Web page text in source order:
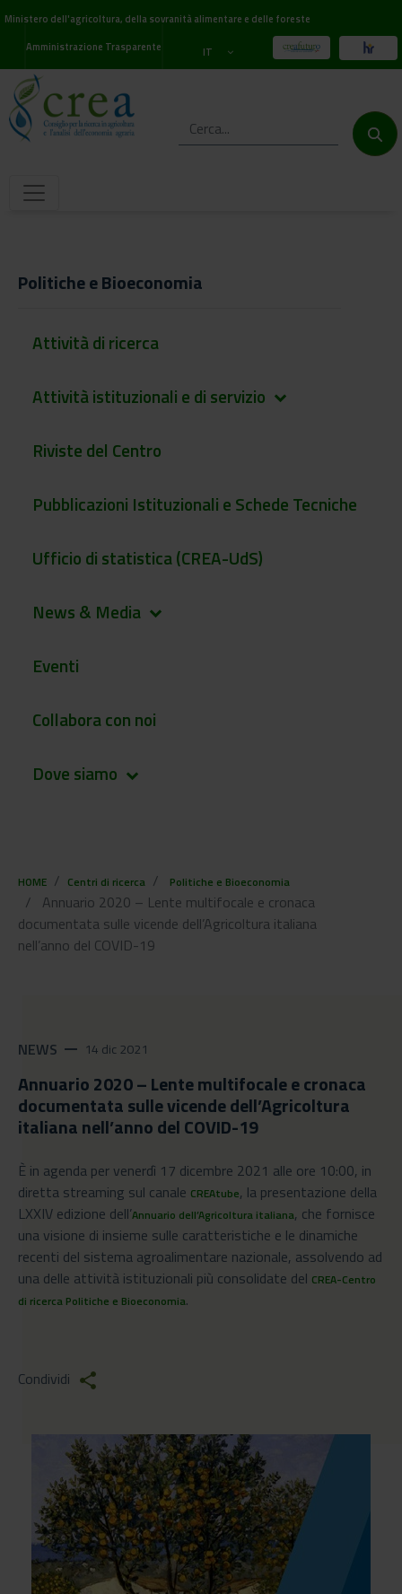
Ministero dell'agricoltura, della sovranità alimentare e delle foreste
Amministrazione Trasparente
IT
Politiche e Bioeconomia
Attività di ricerca
Attività istituzionali e di servizio keyboard_arrow_down
Riviste del Centro
Pubblicazioni Istituzionali e Schede Tecniche
Ufficio di statistica (CREA-UdS)
News & Media keyboard_arrow_down
Eventi
Collabora con noi
Dove siamo keyboard_arrow_down
HOME Centri di ricerca Politiche e Bioeconomia
Annuario 2020 – Lente multifocale e cronaca
documentata sulle vicende dell’Agricoltura italiana
nell’anno del COVID-19
NEWS remove 14 dic 2021
Annuario 2020 – Lente multifocale e cronaca
documentata sulle vicende dell’Agricoltura
italiana nell’anno del COVID-19
È in agenda per venerdì 17 dicembre 2021 alle ore 10:00, in
diretta streaming sul canale CREAtube, la presentazione della
LXXIV edizione dell’Annuario dell’Agricoltura italiana, che fornisce
una visione di insieme sulle caratteristiche e le dinamiche
recenti del sistema agroalimentare nazionale, assolvendo ad
una delle attività istituzionali più consolidate del CREA-Centro
di ricerca Politiche e Bioeconomia.
Condividi share